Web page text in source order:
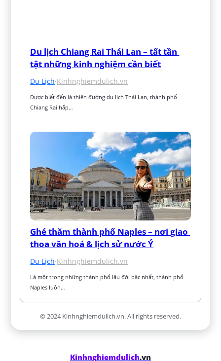
Du lịch Chiang Rai Thái Lan – tất tần
tật những kinh nghiệm cần biết
Du Lịch·Kinhnghiemdulich.vn
Được biết đến là thiên đường du lịch Thái Lan, thành phố
Chiang Rai hấp…
Ghé thăm thành phố Naples – nơi giao
thoa văn hoá & lịch sử nước Ý
Du Lịch·Kinhnghiemdulich.vn
Là một trong những thành phố lâu đời bậc nhất, thành phố
Naples luôn…
© 2024 Kinhnghiemdulich.vn. All rights reserved.
Kinhnghiemdulich.vn